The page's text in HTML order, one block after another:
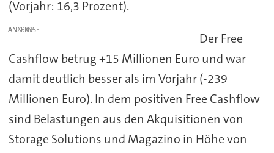
(Vorjahr: 16,3 Prozent).
ANZEIGE
Der Free
Cashflow betrug +15 Millionen Euro und war
damit deutlich besser als im Vorjahr (-239
Millionen Euro). In dem positiven Free Cashflow
sind Belastungen aus den Akquisitionen von
Storage Solutions und Magazino in Höhe von